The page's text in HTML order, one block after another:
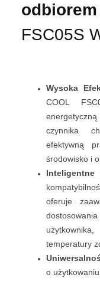
FSC05S
Wysoka
COOL
czynnika
efektywną
środowisko i
Inteligentne
oferuje
temperatury
o